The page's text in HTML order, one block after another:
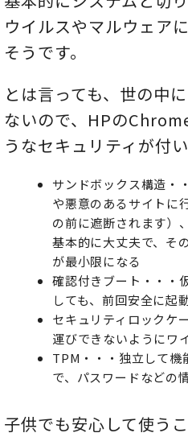
ウイルスやマルウェア
そうです。
とは言っても、世の中
ないので、HPの
うなセキュリティが付い
サンドボックス構造・
や悪意のあるサイトに
の前に遮断されます）
基本的に大丈夫で、そ
が最小限になる
確認付きブート・・・
しても、前回安全に起
セキュリティロックケ
運びできないようにワ
TPM・・・独立して機
で、パスワードなどの
子供でも安心して使う